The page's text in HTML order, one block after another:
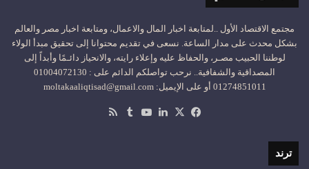
مجتمع الاقتصاد الأول ..لمتابعة اخبار المال والاعمال، ومتابعة اخبار مصر والعالم
بشكل محدث على مدار الساعة. نسعى في تقديم محتوانا إلى تحقيق مبدأ الولاء
لوطننا الحبيب مصـر، والحفاظ عليه وإعلاء رايته، والانحياز دائـمًا وأبداً إلى
المصداقية والشفافية.. نرحب تواصلكم الدائم على : 01004072130
01274851011 أو على الإيميل: moltakaaliqtisad@gmail.com
فيسبوك
‫X لينكدإن‫YouTube
ترند